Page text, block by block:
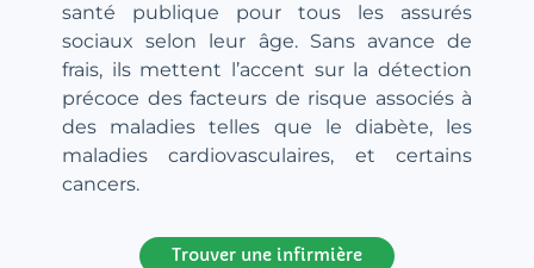
santé publique pour tous les assurés
sociaux selon leur âge. Sans avance de
frais, ils mettent l’accent sur la détection
précoce des facteurs de risque associés à
des maladies telles que le diabète, les
maladies cardiovasculaires, et certains
cancers.
Trouver une infirmière